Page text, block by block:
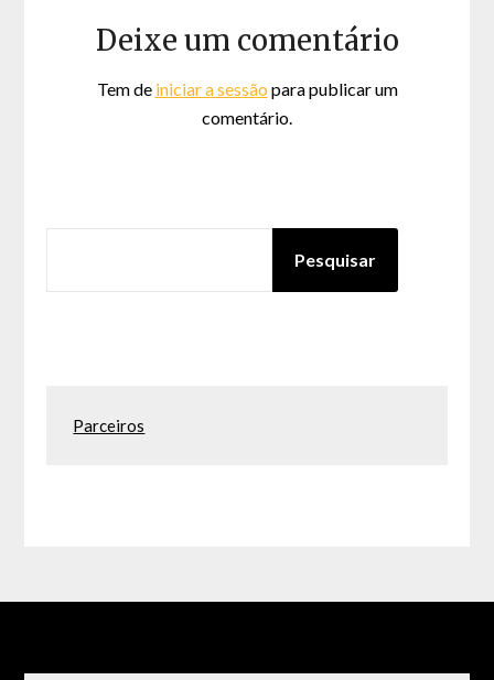
Deixe um comentário
Tem de iniciar a sessão para publicar um
comentário.
Pesquisar
Parceiros